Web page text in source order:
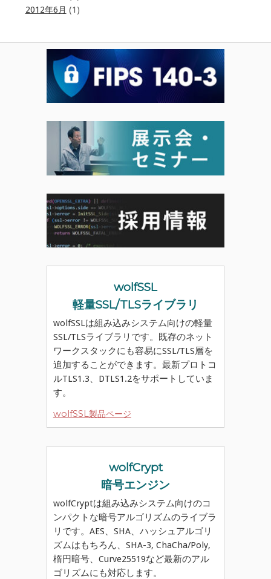
2012年6月 (1)
wolfSSL
軽量SSL/TLSライブラリ
wolfSSLは組み込みシステム向けの軽量
SSL/TLSライブラリです。既存のネット
ワークスタックにも容易にSSL/TLS層を
追加することができます。最新プロトコ
ルTLS1.3、DTLS1.2をサポートしていま
す。
wolfSSL製品ページ
wolfCrypt
暗号エンジン
wolfCryptは組み込みシステム向けのコ
ンパクトな暗号アルゴリズムのライブラ
リです。AES、SHA、ハッシュアルゴリ
ズムはもちろん、SHA-3, ChaCha/Poly,
楕円暗号、Curve25519など最新のアル
ゴリズムにも対応します。